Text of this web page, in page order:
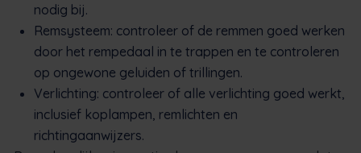
nodig bij.
Remsysteem: controleer of de remmen goed werken
door het rempedaal in te trappen en te controleren
op ongewone geluiden of trillingen.
Verlichting: controleer of alle verlichting goed werkt,
inclusief koplampen, remlichten en
richtingaanwijzers.